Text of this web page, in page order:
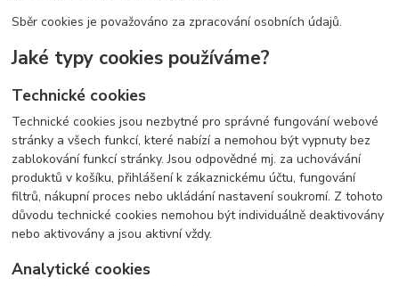
Sběr cookies je považováno za zpracování osobních údajů.
Jaké typy cookies používáme?
Technické cookies
Technické cookies jsou nezbytné pro správné fungování webové
stránky a všech funkcí, které nabízí a nemohou být vypnuty bez
zablokování funkcí stránky. Jsou odpovědné mj. za uchovávání
produktů v košíku, přihlášení k zákaznickému účtu, fungování
filtrů, nákupní proces nebo ukládání nastavení soukromí. Z tohoto
důvodu technické cookies nemohou být individuálně deaktivovány
nebo aktivovány a jsou aktivní vždy.
Analytické cookies